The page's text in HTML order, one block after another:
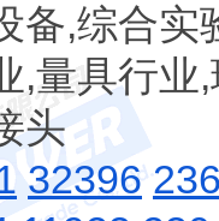
备,综合
,量具行
头
32396